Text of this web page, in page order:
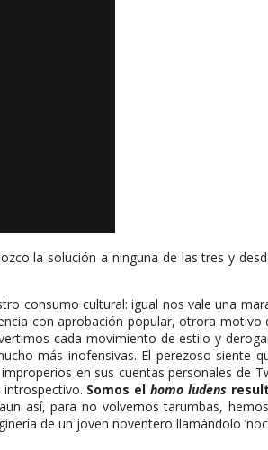
la solución a ninguna de las tres y
consumo cultural: igual nos vale una
con aprobación popular, otrora
cada movimiento de estilo y
más inofensivas. El perezoso siente
en sus cuentas personales de
Somos elhomo ludens
así, para no volvernos tarumbas,
de un joven noventero llamándolo